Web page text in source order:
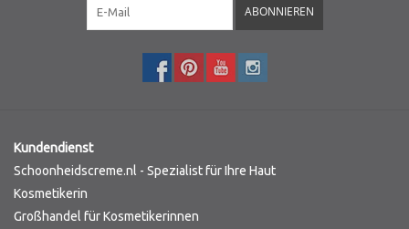
ABONNIEREN
Kundendienst
Schoonheidscreme.nl - Spezialist für Ihre Haut
Kosmetikerin
Großhandel für Kosmetikerinnen